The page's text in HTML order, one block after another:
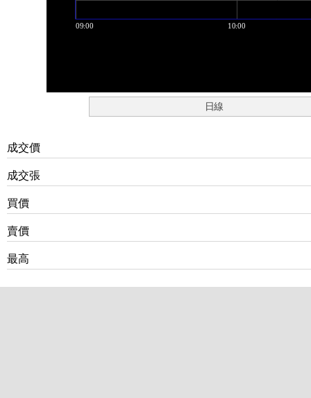
日線
成交價
成交張
買價
賣價
最高